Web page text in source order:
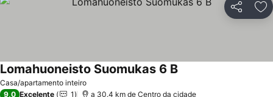
Partilhar
Casa/apartamento inteiro
Lomahuoneisto Suomukas 6 BVer preços
9,0 Excelente 1 a 30.4 km de Centro da cidade